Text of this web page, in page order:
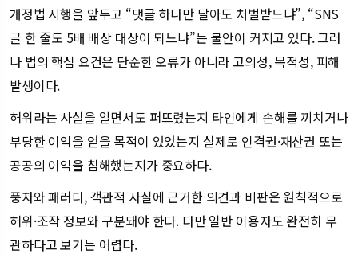
개정법 시행을 앞두고 “댓글 하나만 달아도 처벌받느냐”, “SNS
글 한 줄도 5배 배상 대상이 되느냐”는 불안이 커지고 있다. 그러
나 법의 핵심 요건은 단순한 오류가 아니라 고의성, 목적성, 피해
발생이다.
허위라는 사실을 알면서도 퍼뜨렸는지 타인에게 손해를 끼치거나
부당한 이익을 얻을 목적이 있었는지 실제로 인격권·재산권 또는
공공의 이익을 침해했는지가 중요하다.
풍자와 패러디, 객관적 사실에 근거한 의견과 비판은 원칙적으로
허위·조작 정보와 구분돼야 한다. 다만 일반 이용자도 완전히 무
관하다고 보기는 어렵다.